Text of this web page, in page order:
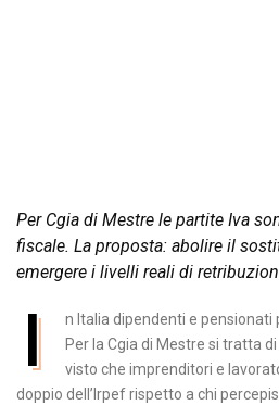
Per Cgia di Mestre le partite Iva
fiscale. La proposta: abolire il
emergere i livelli reali di
I
n Italia dipendenti e pensionati
Per la Cgia di Mestre si tratta
visto che imprenditori e
doppio dell’Irpef rispetto a chi